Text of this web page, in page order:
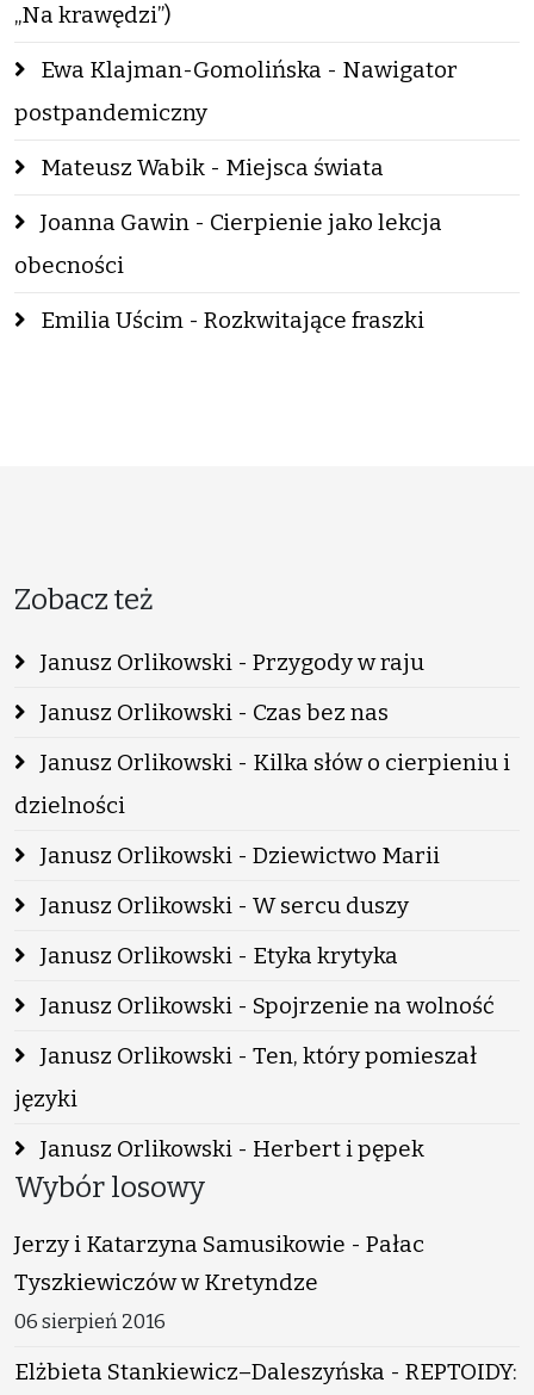
„Na krawędzi”)
Ewa Klajman-Gomolińska - Nawigator
postpandemiczny
Mateusz Wabik - Miejsca świata
Joanna Gawin - Cierpienie jako lekcja
obecności
Emilia Uścim - Rozkwitające fraszki
Zobacz też
Janusz Orlikowski - Przygody w raju
Janusz Orlikowski - Czas bez nas
Janusz Orlikowski - Kilka słów o cierpieniu i
dzielności
Janusz Orlikowski - Dziewictwo Marii
Janusz Orlikowski - W sercu duszy
Janusz Orlikowski - Etyka krytyka
Janusz Orlikowski - Spojrzenie na wolność
Janusz Orlikowski - Ten, który pomieszał
języki
Janusz Orlikowski - Herbert i pępek
Wybór losowy
Jerzy i Katarzyna Samusikowie - Pałac
Tyszkiewiczów w Kretyndze
06 sierpień 2016
Elżbieta Stankiewicz–Daleszyńska - REPTOIDY: